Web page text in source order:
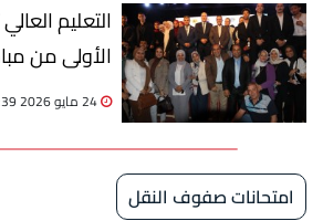
التعليم
الأولى من
مستقرة..
24 مايو 2026 01:39 م
امتحانات صفوف النقل